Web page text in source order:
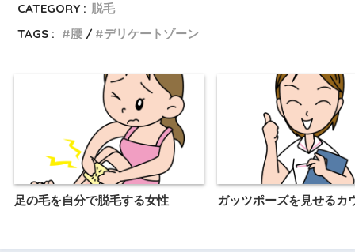
CATEGORY : 脱毛
TAGS :
腰 デリケートゾーン
足の毛を自分で脱毛する女性 ガッツポーズを見せるカ